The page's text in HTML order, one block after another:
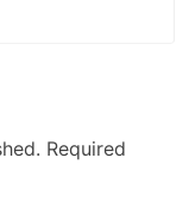
Required